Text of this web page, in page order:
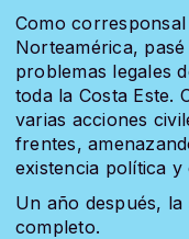
Como
Norteamérica,
problemas legales
toda la Costa Este.
varias acciones
frentes,
existencia política y
Un año después,
completo.